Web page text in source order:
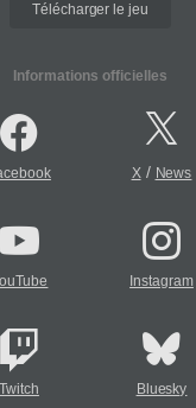
Télécharger le jeu
Informations officielles
X/ News
Instagram
Twitch Bluesky